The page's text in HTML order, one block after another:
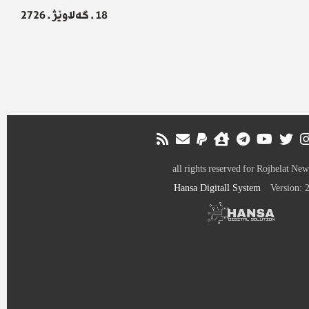
18 . گەلاوێژ . 2726
all rights reserved for Rojhelat
Hansa Digitall System Version: